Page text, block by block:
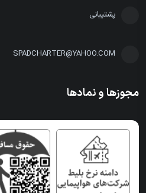
پشتیبانی
SPADCHARTER@YAHOO.COM
مجوزها و نمادها